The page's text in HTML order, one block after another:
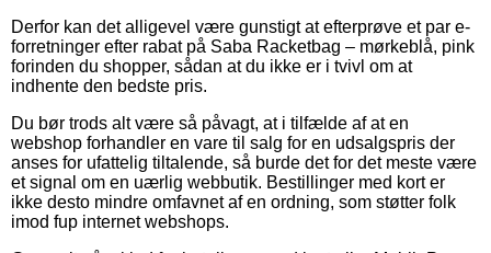
Derfor kan det alligevel være gunstigt at efterprøve et par e-
forretninger efter rabat på Saba Racketbag – mørkeblå, pink
forinden du shopper, sådan at du ikke er i tvivl om at
indhente den bedste pris.
Du bør trods alt være så påvagt, at i tilfælde af at en
webshop forhandler en vare til salg for en udsalgspris der
anses for ufattelig tiltalende, så burde det for det meste være
et signal om en uærlig webbutik. Bestillinger med kort er
ikke desto mindre omfavnet af en ordning, som støtter folk
imod fup internet webshops.